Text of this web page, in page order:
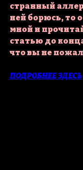
странный
ней борюсь, то
мной и
статью до
что вы не
ПОДРОБНЕЕ ЗДЕСЬ